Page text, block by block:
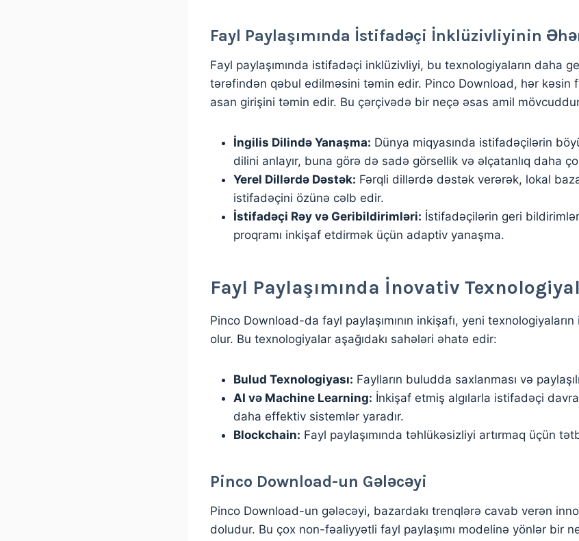
Fayl Paylaşımında İstifadəçi İnklüzivliyinin
Fayl paylaşımında istifadəçi inklüzivliyi, bu texnologiyaların daha
tərəfindən qəbul edilməsini təmin edir. Pinco Download, hər kəsin
asan girişini təmin edir. Bu çərçivədə bir neçə əsas amil
İngilis Dilində Yanaşma: Dünya miqyasında istifadəçilərin
dilini anlayır, buna görə də sadə görsellik və əlçatanlıq daha
Yerel Dillərdə Dəstək: Fərqli dillərdə dəstək verərək, lokal
istifadəçini özünə cəlb edir.
İstifadəçi Rəy və Geribildirimləri: İstifadəçilərin geri
proqramı inkişaf etdirmək üçün adaptiv yanaşma.
Fayl Paylaşımında İnovativ
Pinco Download-da fayl paylaşımının inkişafı, yeni
olur. Bu texnologiyalar aşağıdakı sahələri əhatə edir:
Bulud Texnologiyası: Faylların buludda saxlanması və
AI və Machine Learning: İnkişaf etmiş algılarla istifadəçi
daha effektiv sistemlər yaradır.
Blockchain: Fayl paylaşımında təhlükəsizliyi artırmaq üçün
Pinco Download-un Gələcəyi
Pinco Download-un gələcəyi, bazardakı trenqlərə cavab verən
doludur. Bu çox non-fəaliyyətli fayl paylaşımı modelinə yönlər bir